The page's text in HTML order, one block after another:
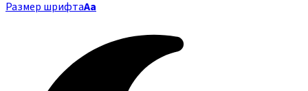
Размер шрифтаАа